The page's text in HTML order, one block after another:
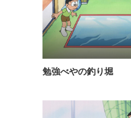
放送が新しい順
配信が古い順
配信が新しい順
あいうえお順(降順)
勉強べやの釣り堀